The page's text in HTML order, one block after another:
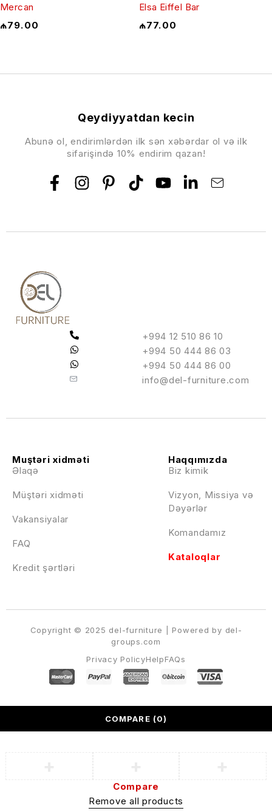
Mercan
₼79.00
Elsa Eiffel Bar
₼77.00
+994 12 510 86 10
+994 50 444 86 03
+994 50 444 86 00
info@del-furniture.com
Haqqımızda
Biz kimik
Vizyon, Missiya və
Dəyərlər
Komandamız
Kataloqlar
Muştəri xidməti
Əlaqə
Müştəri xidməti
Vakansiyalar
FAQ
Kredit şərtləri
Qeydiyyatdan kecin
Abunə ol, endirimlərdən ilk sən xəbərdar ol və ilk
sifarişində 10% endirim qazan!
Privacy PolicyHelpFAQs
Copyright © 2025 del-furniture | Powered by del-
groups.com
COMPARE (0)
Compare
Remove all products